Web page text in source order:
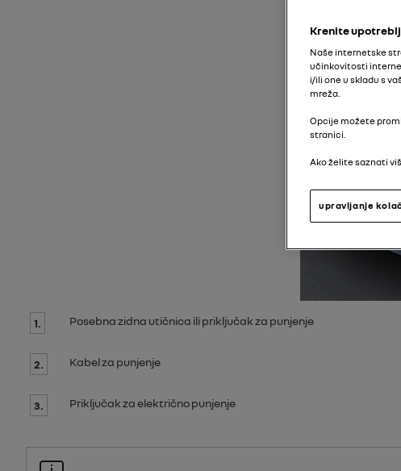
1. Posebna zidna utičnica ili priključak za punjenje
2. Kabel za punjenje
3. Priključak za električno punjenje
Krenite
Naše internetske
učinkovitosti
i/ili one u skladu s
mreža.
Opcije možete
stranici.
Ako želite saznati
upravljanje